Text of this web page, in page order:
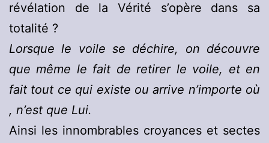
révélation de la Vérité s’opère dans sa
totalité ?
Lorsque le voile se déchire, on découvre
que même le fait de retirer le voile, et en
fait tout ce qui existe ou arrive n’importe où
, n’est que Lui.
Ainsi les innombrables croyances et sectes